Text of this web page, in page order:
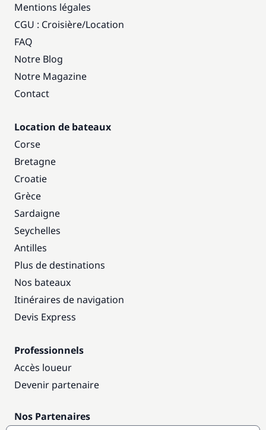
Mentions légales
CGU : Croisière/Location
FAQ
Notre Blog
Notre Magazine
Contact
Location de bateaux
Corse
Bretagne
Croatie
Grèce
Sardaigne
Seychelles
Antilles
Plus de destinations
Nos bateaux
Itinéraires de navigation
Devis Express
Professionnels
Accès loueur
Devenir partenaire
Nos Partenaires